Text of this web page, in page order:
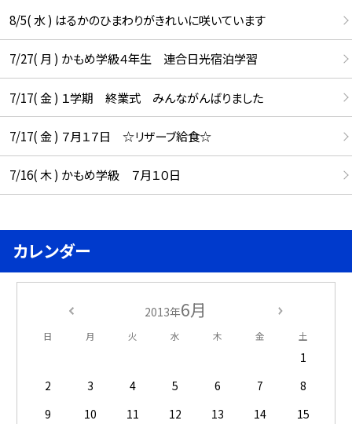
8/5( 水 ) はるかのひまわりがきれいに咲いています
7/27( 月 ) かもめ学級４年生 連合日光宿泊学習
7/17( 金 ) １学期 終業式 みんながんばりました
7/17( 金 ) ７月１７日 ☆リザーブ給食☆
7/16( 木 ) かもめ学級 ７月１０日
カレンダー
2013年6月
日 月 火 水 木 金 土
1
2
3 4 5 6 7
8
9
10 11 12 13 14
15